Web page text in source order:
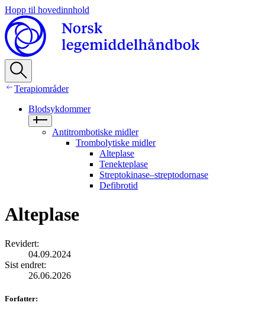
Hopp til hovedinnhold
Terapiområder
Blodsykdommer
Antitrombotiske midler
Trombolytiske midler
Alteplase
Tenekteplase
Streptokinase–streptodornase
Defibrotid
Alteplase
Revidert:
04.09.2024
Sist endret:
26.06.2026
Forfatter: